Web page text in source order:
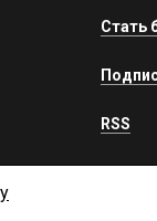
Стать
RSS